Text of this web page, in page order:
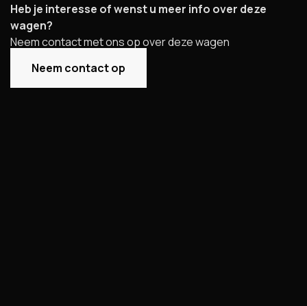
Heb je interesse of wenst u meer info over deze
wagen?
Neem contact met ons op over deze wagen
Neem contact op